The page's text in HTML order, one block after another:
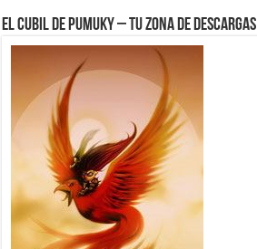
El Cubil de Pumuky – Tu zona de Descargas